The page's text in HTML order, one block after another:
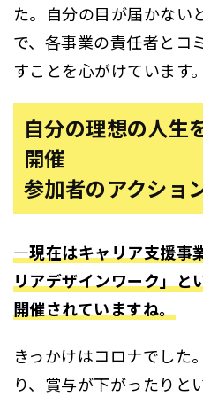
た。自分の目が届かない
で、各事業の責任者とコ
すことを心がけています。
自分の理想の人生
開催
参加者のアクショ
―現在はキャリア支援事
リアデザインワーク」と
開催されていますね。
きっかけはコロナでした
り、賞与が下がったりと